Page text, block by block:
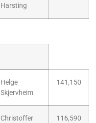
Harsting
Helge
Skjervheim
141,150
Christoffer
116,590